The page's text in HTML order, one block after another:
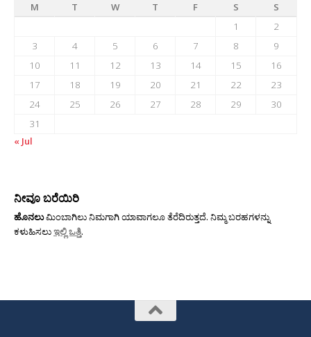
M
T W T F S
S
1
2
3
4 5 6 7 8
9
10
11 12 13 14 15
16
17
18 19 20 21 22
23
24
25 26 27 28 29
30
31
« Jul
ನೀವೂ ಬರೆಯಿರಿ
ಹೊನಲುಮಿಂಬಾಗಿಲು ನಿಮಗಾಗಿ ಯಾವಾಗಲೂ ತೆರೆದಿರುತ್ತದೆ. ನಿಮ್ಮ ಬರಹಗಳನ್ನು
ಕಳುಹಿಸಲುಇಲ್ಲಿ ಒತ್ತಿ.